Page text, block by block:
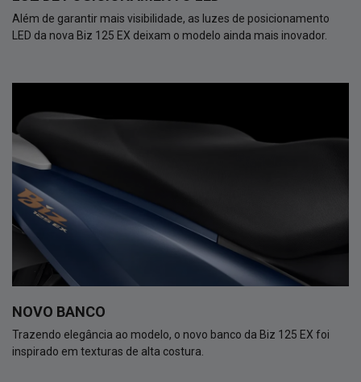
Além de garantir mais visibilidade, as luzes de posicionamento
LED da nova Biz 125 EX deixam o modelo ainda mais inovador.
NOVO BANCO
Trazendo elegância ao modelo, o novo banco da Biz 125 EX foi
inspirado em texturas de alta costura.